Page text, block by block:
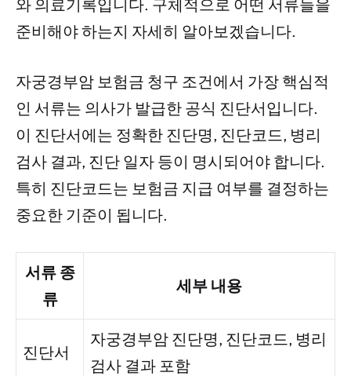
와 의료기록입니다. 구체적으로 어떤 서류들을
준비해야 하는지 자세히 알아보겠습니다.
자궁경부암 보험금 청구 조건에서 가장 핵심적
인 서류는 의사가 발급한 공식 진단서입니다.
이 진단서에는 정확한 진단명, 진단코드, 병리
검사 결과, 진단 일자 등이 명시되어야 합니다.
특히 진단코드는 보험금 지급 여부를 결정하는
중요한 기준이 됩니다.
서류 종
류
세부 내용
진단서
자궁경부암 진단명, 진단코드, 병리
검사 결과 포함